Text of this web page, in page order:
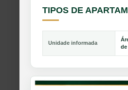
TIPOS DE
Unidade informada
de